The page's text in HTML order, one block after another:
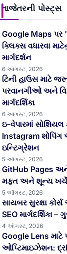
તાજેતરની પોસ્ટ્સ
Google Maps પર
ક્લિક્સ વધારવા
માર્ગદર્શન
6 ઑગસ્ટ, 2026
ટિની હાઉસ માટે
પરવાનગીઓ અને
માર્ગદર્શિકા
6 ઑગસ્ટ, 2026
ઇ-વેપારમાં સોશિયલ
Instagram
ઇન્ટિગ્રેશન
5 ઑગસ્ટ, 2026
GitHub Pages
મફત અને શૂન્ય ખર્ચે
5 ઑગસ્ટ, 2026
સાયબર સુરક્ષા
SEO માર્ગદર્શિકા –
4 ઑગસ્ટ, 2026
Google Lens માટે
ઓપ્ટિમાઇઝેશન: